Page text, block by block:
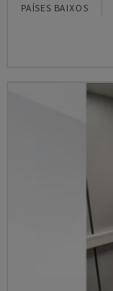
PAÍSES BAIXOS